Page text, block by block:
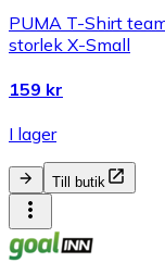
PUMA T-Shirt
storlek X-Small
159 kr
I lager
Till butik